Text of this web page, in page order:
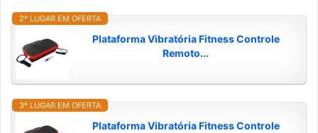
2º LUGAR EM OFERTA
Plataforma Vibratória Fitness Controle
Remoto...
3º LUGAR EM OFERTA
Plataforma Vibratória Fitness Controle